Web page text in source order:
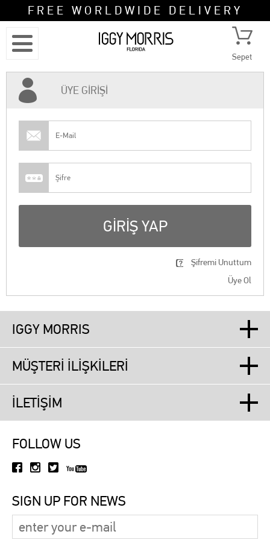
FREE WORLDWIDE DELIVERY
Sepet
ÜYE GIRIŞI
GIRIŞ YAP
Şifremi Unuttum
Üye Ol
IGGY MORRIS
MÜŞTERİ İLİŞKİLERİ
İLETİŞİM
FOLLOW US
SIGN UP FOR NEWS